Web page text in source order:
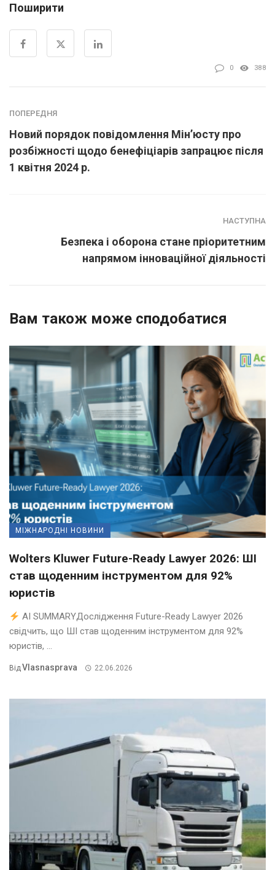
Поширити
0 388
ПОПЕРЕДНЯ
Новий порядок повідомлення Мін’юсту про
розбіжності щодо бенефіціарів запрацює після
1 квітня 2024 р.
НАСТУПНА
Безпека і оборона стане пріоритетним
напрямом інноваційної діяльності
Вам також може сподобатися
МІЖНАРОДНІ НОВИНИ
Wolters Kluwer Future-Ready Lawyer 2026: ШІ
став щоденним інструментом для 92%
юристів
AI SUMMARYДослідження Future-Ready Lawyer 2026
свідчить, що ШІ став щоденним інструментом для 92%
юристів, ...
ВідVlasnasprava 22.06.2026